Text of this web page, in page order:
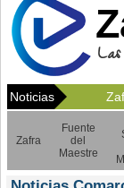
Las
Noticias
Zafra
Fuente
del
Maestre